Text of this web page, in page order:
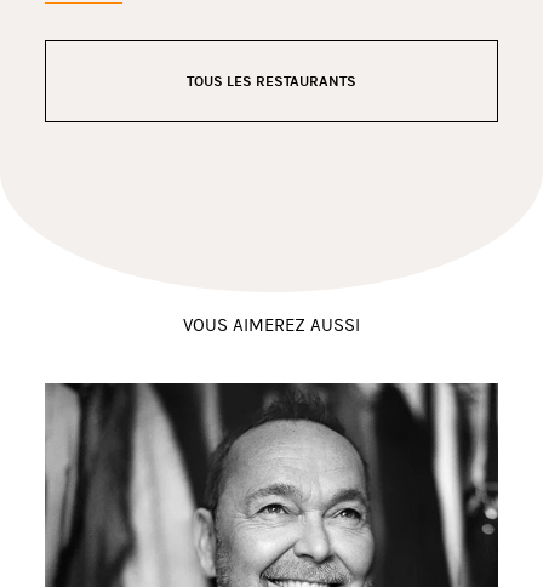
TOUS LES RESTAURANTS
VOUS AIMEREZ AUSSI